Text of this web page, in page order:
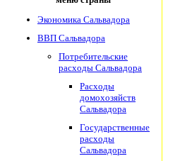
Экономика Сальвадора
ВВП Сальвадора
Потребительские
расходы Сальвадора
Расходы
домохозяйств
Сальвадора
Государственные
расходы
Сальвадора